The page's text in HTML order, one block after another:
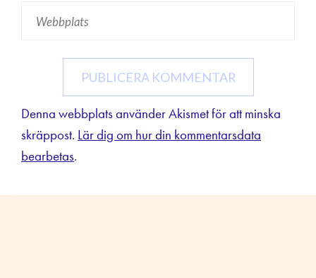
Denna webbplats använder Akismet för att minska
skräppost. Lär dig om hur din kommentarsdata
bearbetas.